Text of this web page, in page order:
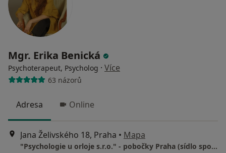
Mgr. Erika Benická
Psychoterapeut, Psycholog · Více
63 názorů
Adresa Online
Jana Želivského 18, Praha • Mapa
"Psychologie u orloje s.r.o." - pobočky Praha (sídlo společnosti)